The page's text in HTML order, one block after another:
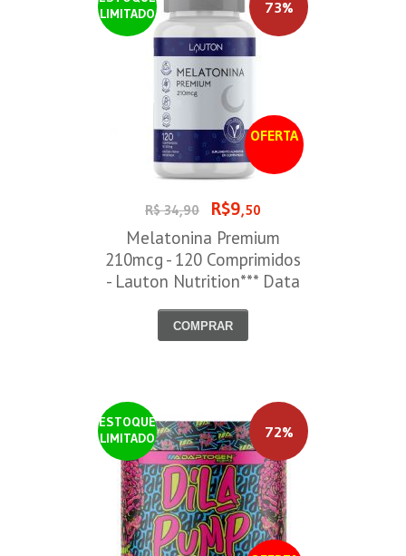
LIMITADO
OFERTA
73%
R$ 34,90 R$9,50
Melatonina Premium
210mcg - 120 Comprimidos
- Lauton Nutrition*** Data
COMPRAR
ESTOQUE
LIMITADO
72%